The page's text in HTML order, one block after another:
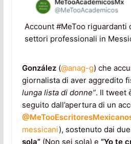
Account #MeToo riguardanti
settori professionali in
González(@anag-g) che
giornalista di aver aggredito
lunga lista di donne”. Il tweet
seguito dall’apertura di un
messicani), sostenuto dai
sola” (Non sei sola) e “Yo te